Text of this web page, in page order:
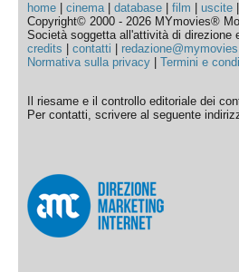
home |cinema|database |film |uscite
Copyright© 2000 - 2026 MYmovies®
Società soggetta all'attività di direzione
credits |contatti
Normativa sulla privacy |Termini e
Il riesame e il controllo editoriale dei
Per contatti, scrivere al seguente